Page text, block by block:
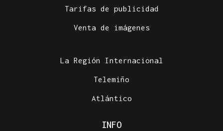
Tarifas de publicidad
Venta de imágenes
La Región Internacional
Telemiño
Atlántico
INFO